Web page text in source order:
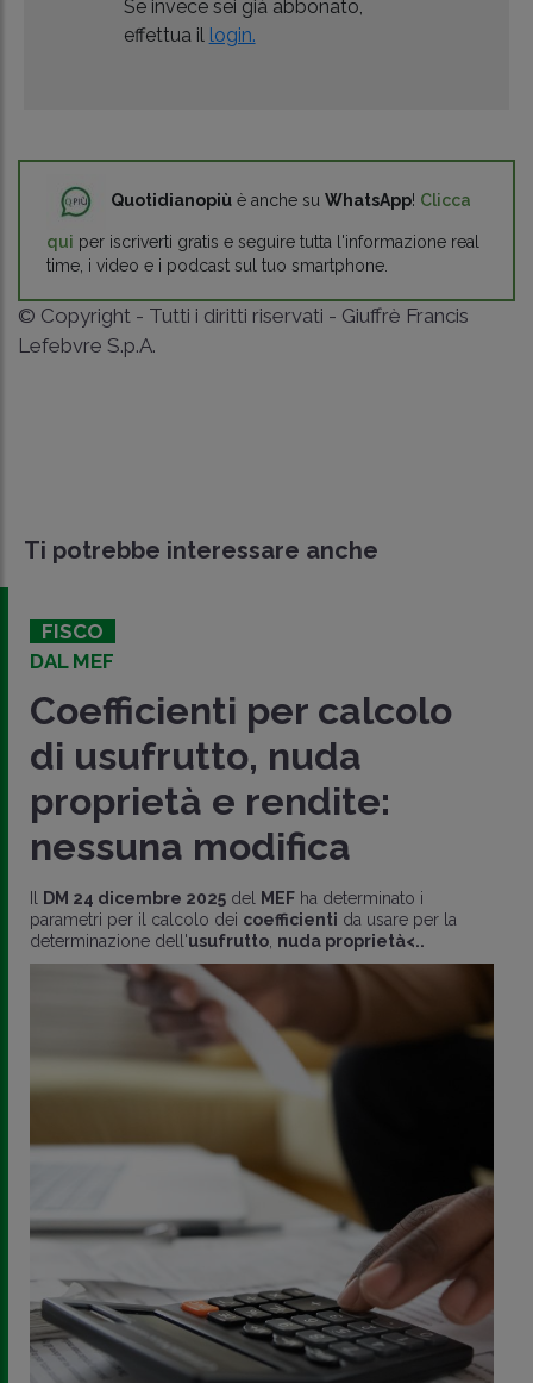
Se invece sei già abbonato,
effettua il login.
Quotidianopiù è anche su WhatsApp! Clicca
qui per iscriverti gratis e seguire tutta l'informazione real
time, i video e i podcast sul tuo smartphone.
© Copyright - Tutti i diritti riservati - Giuffrè Francis
Lefebvre S.p.A.
Ti potrebbe interessare anche
FISCO
DAL MEF
Coefficienti per calcolo
di usufrutto, nuda
proprietà e rendite:
nessuna modifica
DM 24 dicembre 2025 del MEF ha determinato i
parametri per il calcolo dei coefficienti da usare per la
determinazione dell'usufrutto nuda proprietà<..